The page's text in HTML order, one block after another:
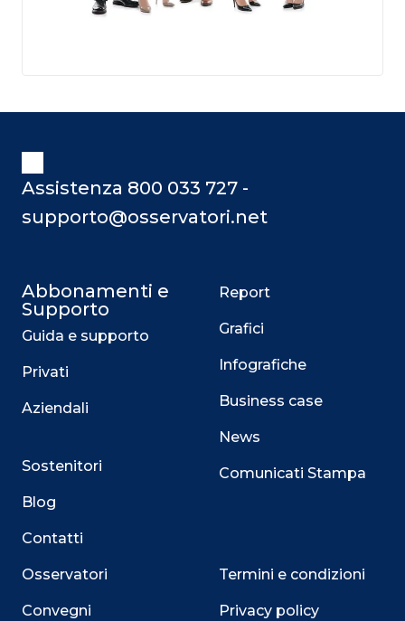
Assistenza 800 033 727 -
supporto@osservatori.net
Abbonamenti e
Supporto
Guida e supporto
Privati
Aziendali
Sostenitori
Blog
Contatti
Osservatori
Convegni
Report
Grafici
Infografiche
Business case
News
Comunicati Stampa
Termini e condizioni
Privacy policy